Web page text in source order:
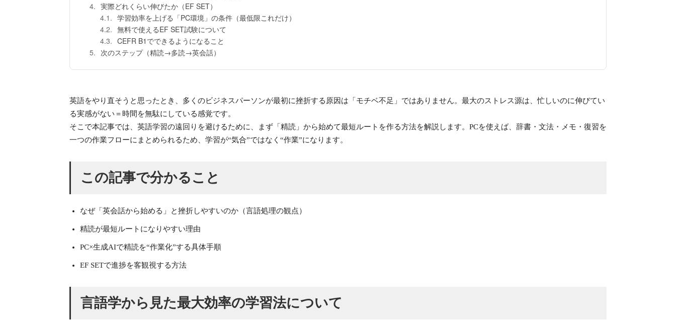
実際どれくらい伸びたか（EF SET）
学習効率を上げる「PC環境」の条件（最低限これだけ）
無料で使えるEF SET試験について
CEFR B1でできるようになること
次のステップ（精読→多読→英会話）
英語をやり直そうと思ったとき、多くのビジネスパーソンが最初に挫折する原因は「モチベ不足」ではありません。最大のストレス源は、忙しいのに伸びてい
る実感がない＝時間を無駄にしている感覚です。
そこで本記事では、英語学習の遠回りを避けるために、まず「精読」から始めて最短ルートを作る方法を解説します。PCを使えば、辞書・文法・メモ・復習を
一つの作業フローにまとめられるため、学習が“気合”ではなく“作業”になります。
この記事で分かること
なぜ「英会話から始める」と挫折しやすいのか（言語処理の観点）
精読が最短ルートになりやすい理由
PC×生成AIで精読を“作業化”する具体手順
EF SETで進捗を客観視する方法
言語学から見た最大効率の学習法について